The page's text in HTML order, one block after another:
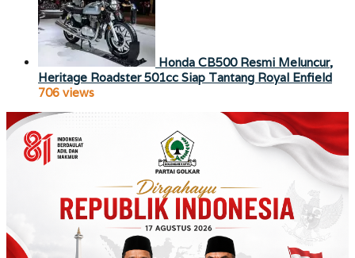
Honda CB500 Resmi Meluncur,
Heritage Roadster 501cc Siap Tantang Royal Enfield
706 views